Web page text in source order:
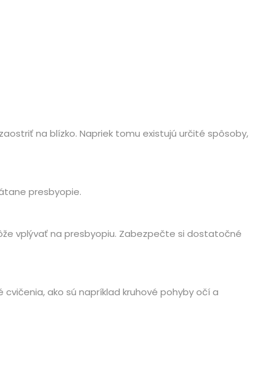
na blízko. Napriek tomu existujú určité spôsoby,
presbyopie.
vplývať na presbyopiu. Zabezpečte si dostatočné
ako sú napríklad kruhové pohyby očí a